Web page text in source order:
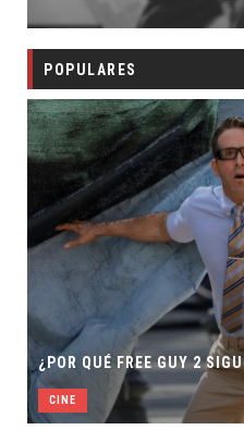
POPULARES
GUY 2 SIGUE EN EL LIMBO?